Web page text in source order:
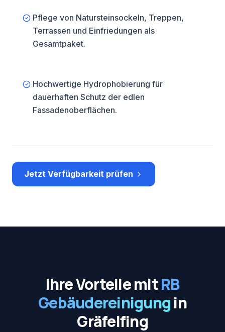
Pflege von Natursteinsockeln, Treppen,
Terrassen und Einfriedungen als
Gesamtpaket.
Hochwertige Hydrophobierung für
dauerhaften Schutz der edlen
Fassadenoberflächen.
Jetzt Verfügbarkeit prüfen
Ihre Vorteile mitRB
Gebäudereinigungin
Gräfelfing